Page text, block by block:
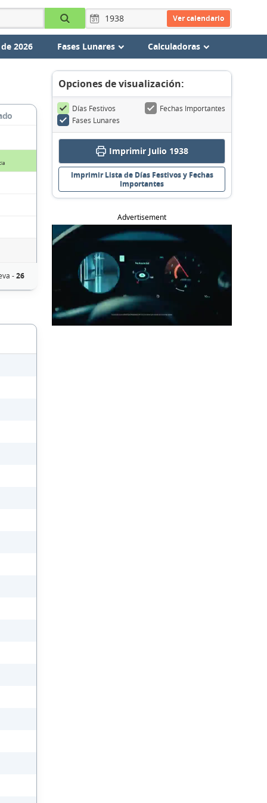
Ver calendario
2026 Fases Lunares Calculadoras
-26
Opciones de visualización:
Días Festivos
Fechas Importantes
Fases Lunares
Imprimir Julio 1938
Imprimir Lista de Días Festivos y Fechas
Importantes
Advertisement